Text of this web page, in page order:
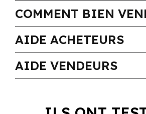
COMMENT BIEN
AIDE ACHETEURS
AIDE VENDEURS